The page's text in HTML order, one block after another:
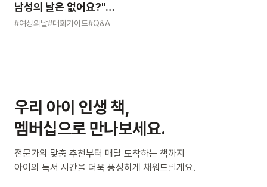
남성의 날은 없어요?"
묻는 어린이에게 이렇게
#여성의날#대화가이드#Q&A
우리 아이 인생 책,
멤버십으로 만나보세요.
전문가의 맞춤 추천부터 매달 도착하는 책까지
아이의 독서 시간을 더욱 풍성하게 채워드릴게요.